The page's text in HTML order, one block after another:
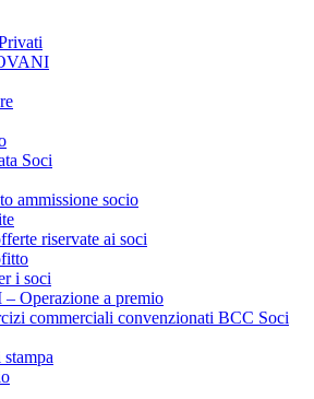
Soci
ammissione socio
riservate ai soci
i soci
Operazione a premio
commerciali convenzionati BCC Soci